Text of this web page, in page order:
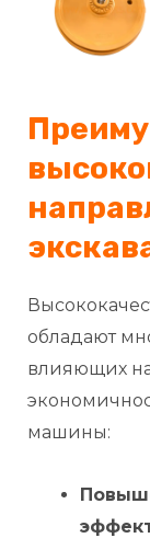
обладают
влияющих
машины: